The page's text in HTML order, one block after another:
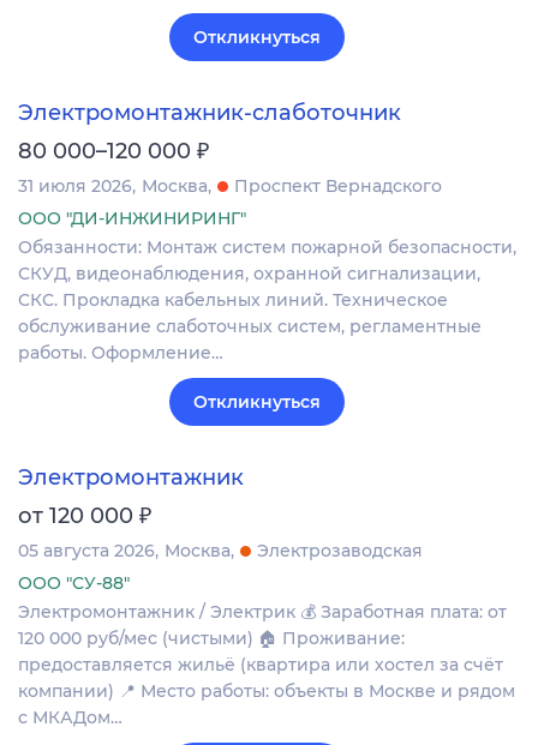
Откликнуться
Электромонтажник-слаботочник
80 000–120 000 ₽
31 июля 2026 Москва
Проспект Вернадского
ООО "ДИ-ИНЖИНИРИНГ"
Обязанности: Монтаж систем пожарной безопасности,
СКУД, видеонаблюдения, охранной сигнализации,
СКС. Прокладка кабельных линий. Техническое
обслуживание слаботочных систем, регламентные
работы. Оформление…
Откликнуться
Электромонтажник
от 120 000 ₽
05 августа 2026 Москва
Электрозаводская
ООО "СУ-88"
Электромонтажник / Электрик 💰 Заработная плата: от
120 000 руб/мес (чистыми) 🏠 Проживание:
предоставляется жильё (квартира или хостел за счёт
компании) 📍 Место работы: объекты в Москве и рядом
с МКАДом…